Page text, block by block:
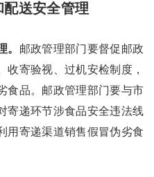
送安全管理
。 邮政管理部门要督促邮政
收寄验视、过机安检制度，
食品。邮政管理部门要与市
寄递环节涉食品安全违法线
用寄递渠道销售假冒伪劣食